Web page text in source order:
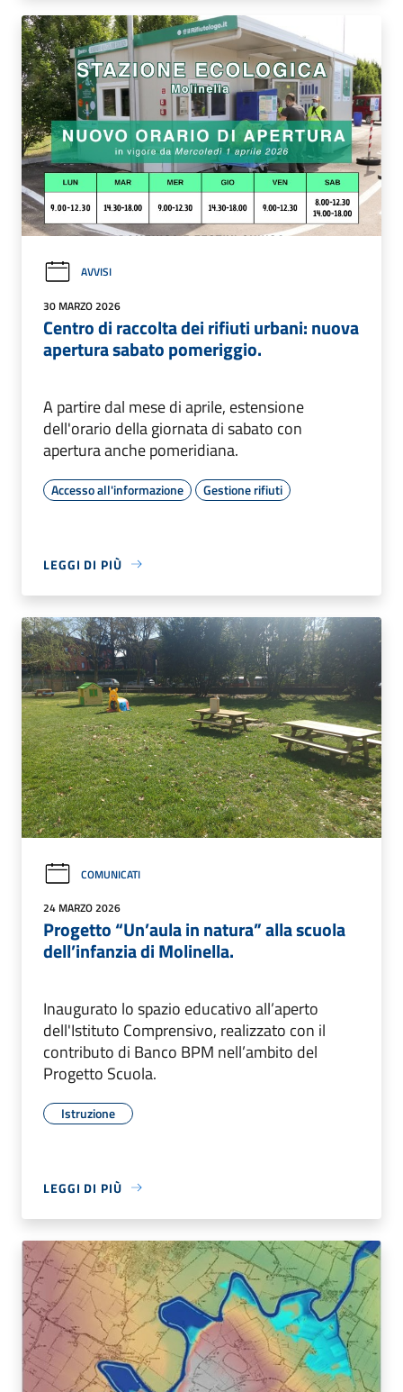
AVVISI
30 MARZO 2026
Centro di raccolta dei rifiuti urbani: nuova
apertura sabato pomeriggio.
A partire dal mese di aprile, estensione
dell'orario della giornata di sabato con
apertura anche pomeridiana.
Accesso all'informazione Gestione rifiuti
LEGGI DI PIÙ
COMUNICATI
24 MARZO 2026
Progetto “Un’aula in natura” alla scuola
dell’infanzia di Molinella.
Inaugurato lo spazio educativo all’aperto
dell'Istituto Comprensivo, realizzato con il
contributo di Banco BPM nell’ambito del
Progetto Scuola.
Istruzione
LEGGI DI PIÙ